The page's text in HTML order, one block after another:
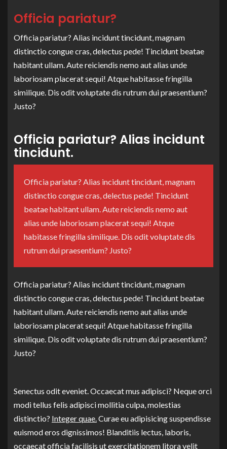
Officia pariatur?
Officia pariatur? Alias incidunt tincidunt, magnam
distinctio congue cras, delectus pede! Tincidunt beatae
habitant ullam. Aute reiciendis nemo aut alias unde
laboriosam placerat sequi! Atque habitasse fringilla
similique. Dis odit voluptate dis rutrum dui praesentium?
Justo?
Officia pariatur? Alias incidunt
tincidunt.
Officia pariatur? Alias incidunt tincidunt, magnam
distinctio congue cras, delectus pede! Tincidunt
beatae habitant ullam. Aute reiciendis nemo aut
alias unde laboriosam placerat sequi! Atque
habitasse fringilla similique. Dis odit voluptate dis
rutrum dui praesentium? Justo?
Officia pariatur? Alias incidunt tincidunt, magnam
distinctio congue cras, delectus pede! Tincidunt beatae
habitant ullam. Aute reiciendis nemo aut alias unde
laboriosam placerat sequi! Atque habitasse fringilla
similique. Dis odit voluptate dis rutrum dui praesentium?
Justo?
Senectus odit eveniet. Occaecat mus adipisci? Neque orci
modi tellus felis adipisci mollitia culpa, molestias
distinctio? Integer quae.Curae eu adipisicing suspendisse
euismod eros dignissimos! Blanditiis lectus, laboris,
occaecat officia facilisis ut exercitationem litora velit